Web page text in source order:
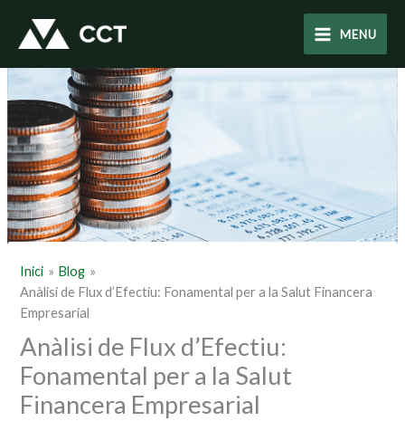
contingut
MENU
Inici
Blog
Anàlisi de Flux d’Efectiu: Fonamental per a la Salut Financera
Empresarial
Anàlisi de Flux d’Efectiu:
Fonamental per a la Salut
Financera Empresarial